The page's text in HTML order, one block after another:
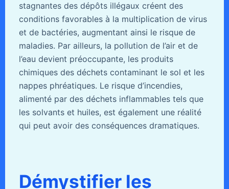
stagnantes des dépôts illégaux créent des
conditions favorables à la multiplication de virus
et de bactéries, augmentant ainsi le risque de
maladies. Par ailleurs, la pollution de l’air et de
l’eau devient préoccupante, les produits
chimiques des déchets contaminant le sol et les
nappes phréatiques. Le risque d’incendies,
alimenté par des déchets inflammables tels que
les solvants et huiles, est également une réalité
qui peut avoir des conséquences dramatiques.
Démystifier les